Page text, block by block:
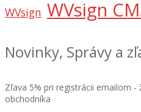
WVsign WVsign
Novinky, Správy a
Zľava 5% pri registrácii emailom
obchodníka